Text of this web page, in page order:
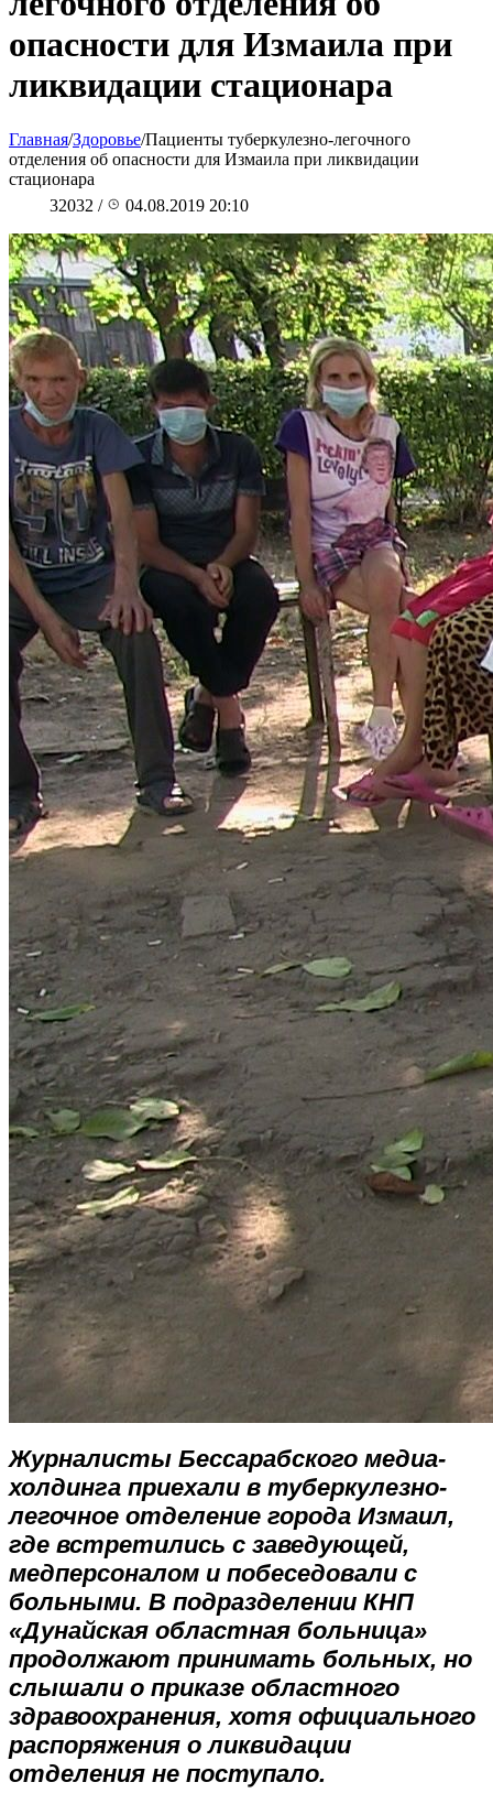
опасности для Измаила при
ликвидации стационара
Главная/Здоровье/Пациенты туберкулезно-легочного
отделения об опасности для Измаила при ликвидации
стационара
32032 / 04.08.2019 20:10
Журналисты Бессарабского медиа-
холдинга приехали в туберкулезно-
легочное отделение города Измаил,
где встретились с заведующей,
медперсоналом и побеседовали с
больными. В подразделении КНП
«Дунайская областная больница»
продолжают принимать больных, но
слышали о приказе областного
здравоохранения, хотя официального
распоряжения о ликвидации
отделения не поступало.